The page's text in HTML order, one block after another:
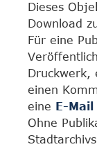
Dieses
Download
Für eine
Druckwerk,
einen
eine E-Mail
Ohne